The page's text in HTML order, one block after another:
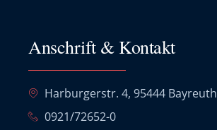
Anschrift & Kontakt
Harburgerstr. 4, 95444 Bayreuth
0921/72652-0